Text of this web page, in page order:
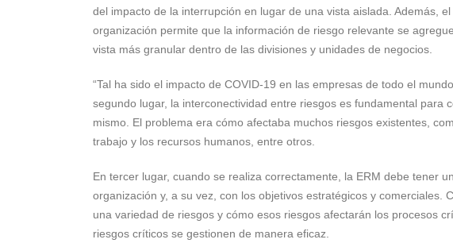
del impacto de la interrupción en lugar de una vista aislada. Además,
organización permite que la información de riesgo relevante se
vista más granular dentro de las divisiones y unidades de negocios.
“Tal ha sido el impacto de COVID-19 en las empresas de todo el
segundo lugar, la interconectividad entre riesgos es fundamental
mismo. El problema era cómo afectaba muchos riesgos existentes,
trabajo y los recursos humanos, entre otros.
En tercer lugar, cuando se realiza correctamente, la ERM debe tener
organización y, a su vez, con los objetivos estratégicos y comerciales.
una variedad de riesgos y cómo esos riesgos afectarán los procesos
riesgos críticos se gestionen de manera eficaz.